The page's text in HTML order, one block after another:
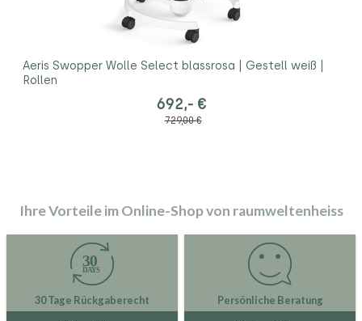
Aeris Swopper Wolle Select blassrosa | Gestell weiß |
Rollen
692,- €
729,00 €
Ihre Vorteile im Online-Shop von raumweltenheiss
30 Tage Rückgaberecht Persönliche Beratung